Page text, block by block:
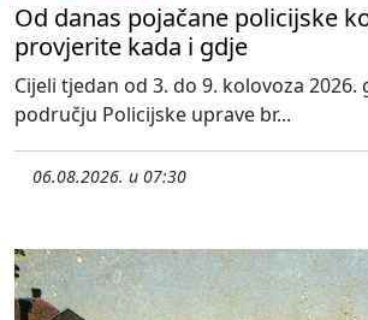
Od danas pojačane policijske
provjerite kada i gdje
Cijeli tjedan od 3. do 9. kolovoza 2026.
području Policijske uprave br...
06.08.2026. u 07:30